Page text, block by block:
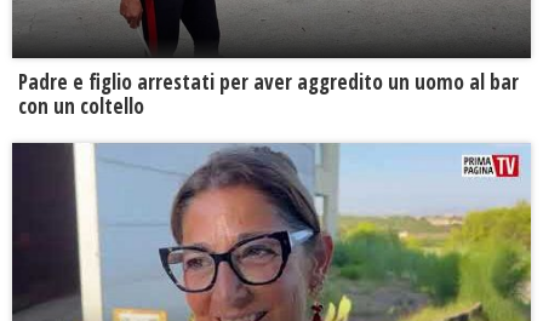
Padre e figlio arrestati per aver aggredito un uomo al bar
con un coltello